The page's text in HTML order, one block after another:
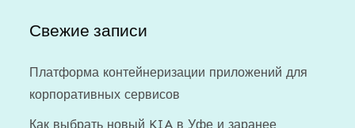
Свежие записи
Платформа контейнеризации приложений для
корпоративных сервисов
Как выбрать новый KIA в Уфе и заранее